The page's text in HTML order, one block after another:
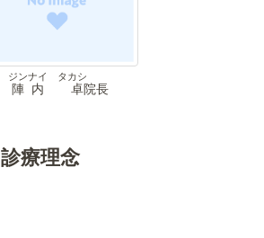
陣内 卓
ジンナイ タカシ
院長
診療理念